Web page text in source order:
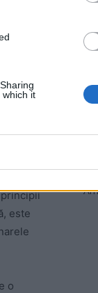
which it
este
o